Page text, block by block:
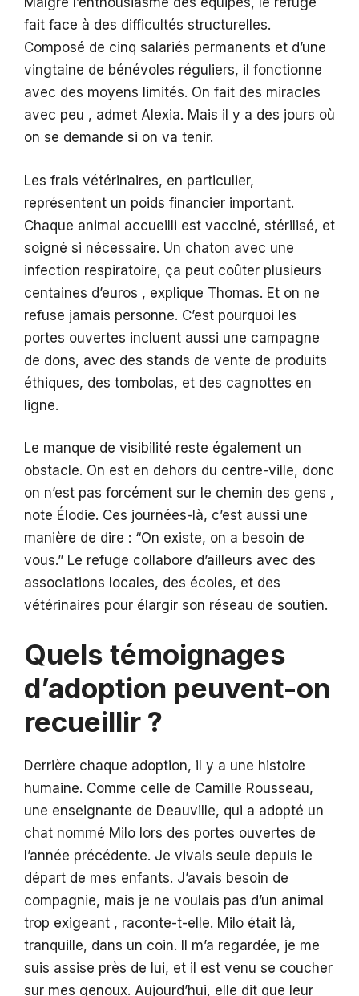
fait face à des difficultés structurelles.
Composé de cinq salariés permanents et d’une
vingtaine de bénévoles réguliers, il fonctionne
avec des moyens limités. On fait des miracles
avec peu , admet Alexia. Mais il y a des jours où
on se demande si on va tenir.
Les frais vétérinaires, en particulier,
représentent un poids financier important.
Chaque animal accueilli est vacciné, stérilisé, et
soigné si nécessaire. Un chaton avec une
infection respiratoire, ça peut coûter plusieurs
centaines d’euros , explique Thomas. Et on ne
refuse jamais personne. C’est pourquoi les
portes ouvertes incluent aussi une campagne
de dons, avec des stands de vente de produits
éthiques, des tombolas, et des cagnottes en
ligne.
Le manque de visibilité reste également un
obstacle. On est en dehors du centre-ville, donc
on n’est pas forcément sur le chemin des gens ,
note Élodie. Ces journées-là, c’est aussi une
manière de dire : “On existe, on a besoin de
vous.” Le refuge collabore d’ailleurs avec des
associations locales, des écoles, et des
vétérinaires pour élargir son réseau de soutien.
Quels témoignages
d’adoption peuvent-on
recueillir ?
Derrière chaque adoption, il y a une histoire
humaine. Comme celle de Camille Rousseau,
une enseignante de Deauville, qui a adopté un
chat nommé Milo lors des portes ouvertes de
l’année précédente. Je vivais seule depuis le
départ de mes enfants. J’avais besoin de
compagnie, mais je ne voulais pas d’un animal
trop exigeant , raconte-t-elle. Milo était là,
tranquille, dans un coin. Il m’a regardée, je me
suis assise près de lui, et il est venu se coucher
sur mes genoux. Aujourd’hui, elle dit que leur